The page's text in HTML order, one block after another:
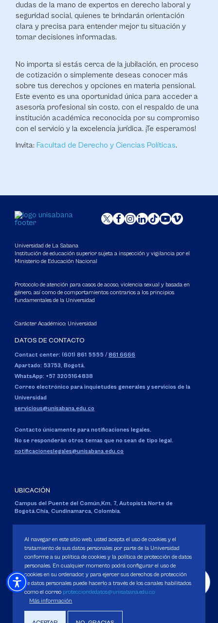
dudas de la mano de expertos en derecho laboral y
seguridad social, quienes te brindarán orientación
clara y precisa para entender mejor tu situación y
tomar decisiones informadas.
No importa si estás cerca de la jubilación, en proceso
de cotización o simplemente deseas conocer más
sobre tus derechos y opciones en materia pensional.
Este evento es una oportunidad única para acceder a
asesoría profesional sin costo, con el respaldo de una
institución académica reconocida por su compromiso
con el servicio y la excelencia jurídica. ¡Te esperamos!
Invita: Facultad de Derecho y Ciencias Políticas.
Universidad de La Sabana
Institución de educación superior sujeta a inspección y vigilancia por el
Ministerio de Educación Nacional
Protocolo de atención para casos de acoso, violencia sexual y basada en
género, así como de comportamientos contrarios a los principios
fundamentales de la Universidad
Carácter Académico: Universidad
DATOS DE CONTACTO
Contact center: (601) 861 5555 / 861 6666
Apartado: 53753, Bogotá.
WhatsApp: +57 3205164838
Correo electrónico para inquietudes generales y servicios de la
Universidad
servicious@unisabana.edu.co
Contacto únicamente para notificaciones legales.
No se responderán otros temas que no sean de tipo legal.
notificacioneslegales@unisabana.edu.co
UBICACIÓN
Campus del Puente del Común,Km. 7, Autopista Norte de
Bogotá.Chía, Cundinamarca, Colombia.
Personería Jurídica:Resolución 130 del 14 de enero de 1980.
Ministerio de Educación Nacional.
Política de Protección de datos
Al navegar en este sitio web, usted acepta el uso de cookies y el
tratamiento de sus datos personales por parte de la Universidad
conforme a su política de cookies y la política de protección de datos
personales. En cualquier momento podrá configurar el uso de
cookies en su ordenador, y para ejercer sus derechos de protección
de datos personales puede hacerlo a través de los canales habilitados
como el correo protecciondedatos@unisabana.edu.co
Más información